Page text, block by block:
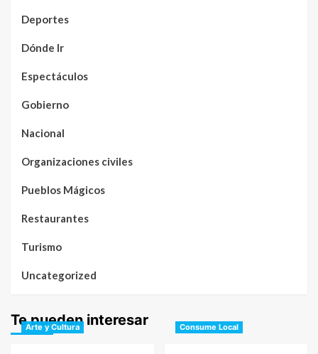
Deportes
Dónde Ir
Espectáculos
Gobierno
Nacional
Organizaciones civiles
Pueblos Mágicos
Restaurantes
Turismo
Uncategorized
Te pueden interesar
Arte y Cultura Consume Local